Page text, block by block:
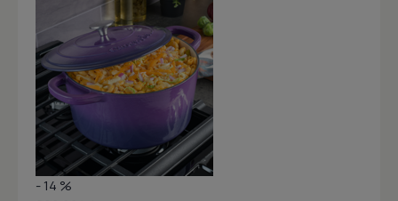
- 14 %